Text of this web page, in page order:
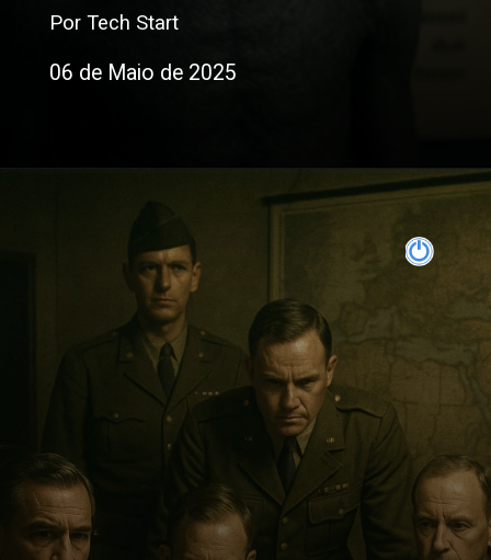
Por Tech Start
06 de Maio de 2025